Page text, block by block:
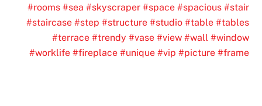
#rooms #sea #skyscraper #space #spacious #stair
#staircase #step #structure #studio #table #tables
#terrace #trendy #vase #view #wall #window
#worklife #fireplace #unique #vip #picture #frame